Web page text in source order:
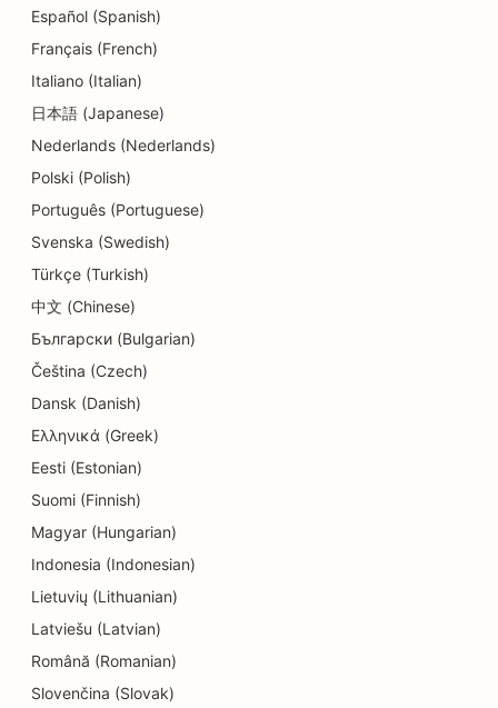
SEO för tandläkarmottagningar
SEO för detaljhandelsbutiker
SEO för matgäster
SEO för utbildnings- och barnomsorgstjänster
SEO för donutbutiker
SEO för kemtvättar
SEO för elektriker
SEO för ingenjörsbyråer
SEO för endodontister
SEO för Escape Rooms
EO för etniska restauranger
SEO för restauranger från jord till bord
SEO för Facelift-tjänster
Español (Spanish)
Français (French)
Italiano (Italian)
日本語 (Japanese)
Nederlands (Nederlands)
Polski (Polish)
Português (Portuguese)
Svenska (Swedish)
Türkçe (Turkish)
中文 (Chinese)
Български (Bulgarian)
Čeština (Czech)
Dansk (Danish)
Ελληνικά (Greek)
Eesti (Estonian)
Suomi (Finnish)
Magyar (Hungarian)
Indonesia (Indonesian)
Lietuvių (Lithuanian)
Latviešu (Latvian)
Română (Romanian)
Slovenčina (Slovak)